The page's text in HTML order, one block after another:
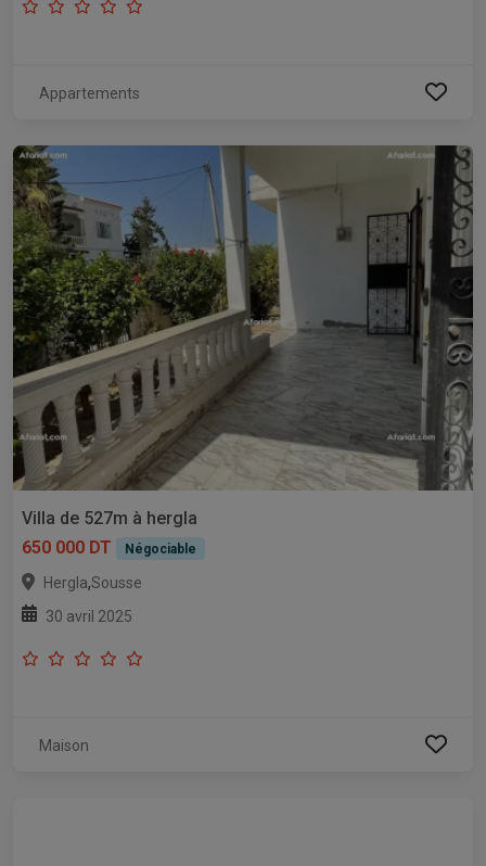
Appartements
Villa de 527m à hergla
650 000 DT
Négociable
Hergla,Sousse
30 avril 2025
Maison